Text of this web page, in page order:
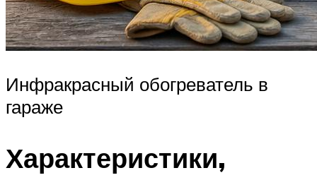
Инфракрасный обогреватель в
гараже
Характеристики,